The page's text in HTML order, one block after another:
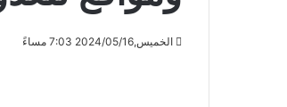
الخميس,2024/05/16 7:03 مساءً